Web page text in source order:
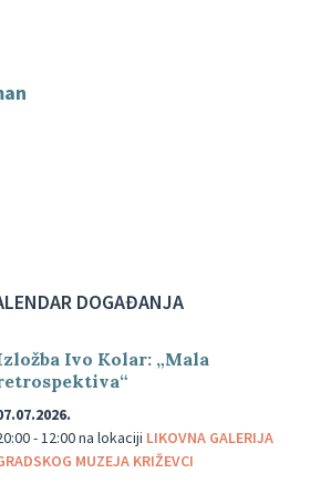
DOGAĐANJA
Ivo Kolar: „Mala
- 12:00na lokaciji LIKOVNA GALERIJA
MUZEJA KRIŽEVCI